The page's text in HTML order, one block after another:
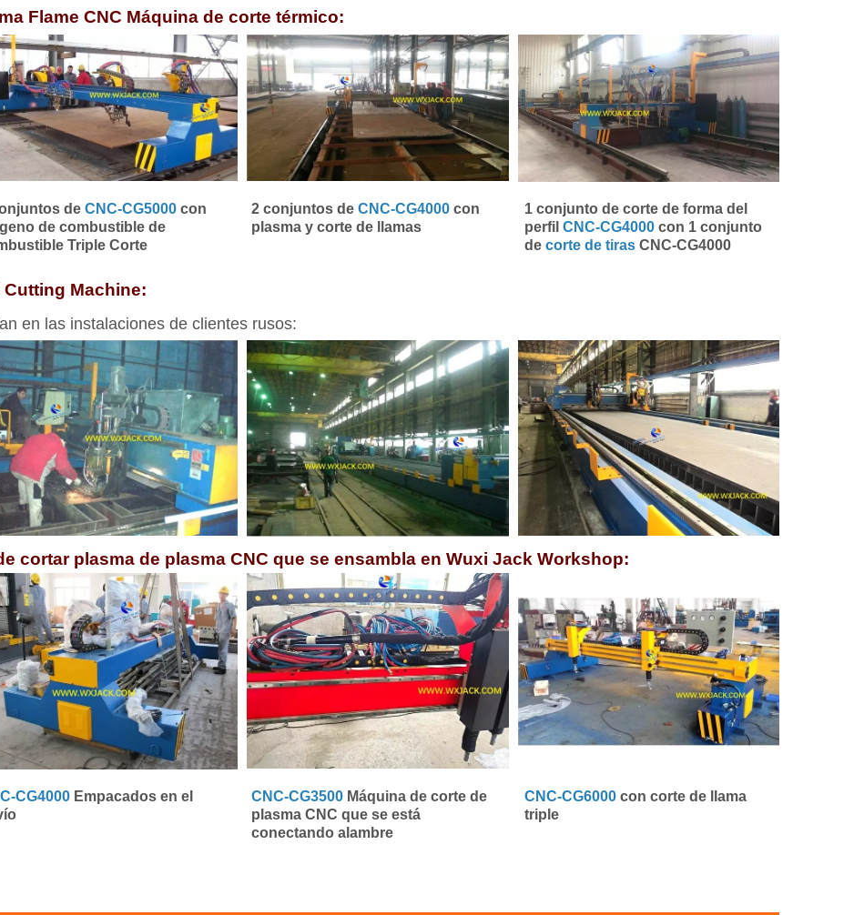
Flame CNC Máquina de corte térmico:
de CNC-CG5000 con
de combustible de
Triple Corte
2 conjuntos de CNC-CG4000 con
plasma y corte de llamas
1 conjunto de corte de forma del
perfil CNC-CG4000 con 1 conjunto
de corte de tiras CNC-CG4000
Machine:
en las instalaciones de clientes rusos:
cortar plasma de plasma CNC que se ensambla en Wuxi Jack Workshop:
CG4000 Empacados en el
CNC-CG3500 Máquina de corte de
plasma CNC que se está
conectando alambre
CNC-CG6000 con corte de llama
triple